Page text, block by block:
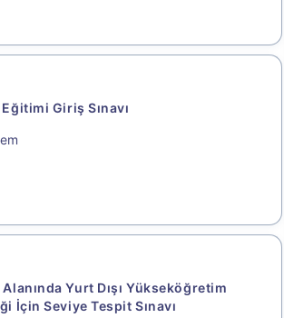
Sistemi (AİS) Engelli Başvuru Kullanıcı
Spor Bilimleri İçin Özel Yetenek
Giriş Sınavı
Yurt Dışı Yükseköğretim
İçin Seviye Tespit Sınavı